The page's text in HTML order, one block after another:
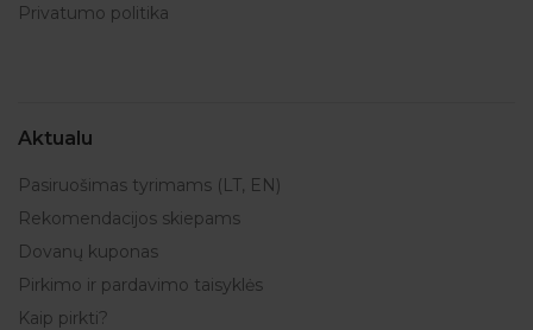
Privatumo politika
Aktualu
Pasiruošimas tyrimams (LT, EN)
Rekomendacijos skiepams
Dovanų kuponas
Pirkimo ir pardavimo taisyklės
Kaip pirkti?